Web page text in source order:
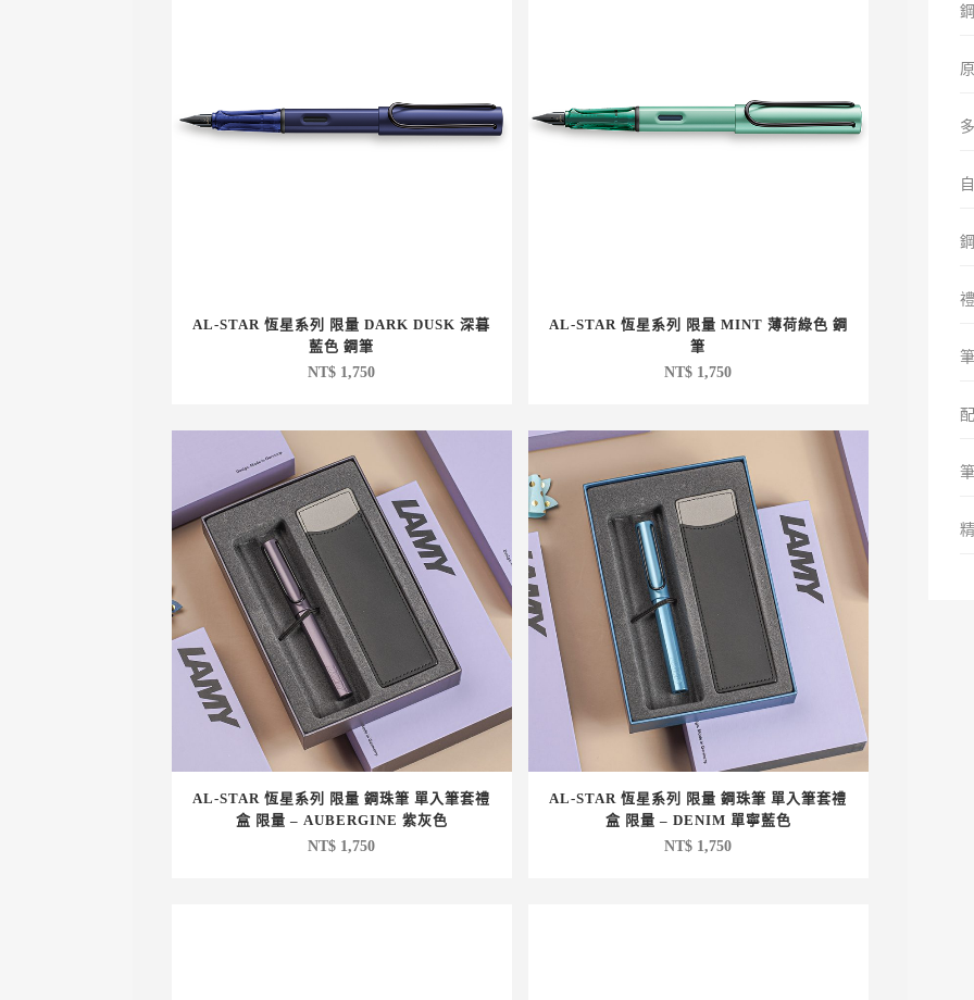
AL-STAR 恆星系列 限量 DARK DUSK 深暮
藍色 鋼筆
NT$ 1,750
AL-STAR 恆星系列 限量 MINT 薄荷綠色 鋼
筆
NT$ 1,750
AL-STAR 恆星系列 限量 鋼珠筆 單入筆套禮
盒 限量 – AUBERGINE 紫灰色
NT$ 1,750
AL-STAR 恆星系列 限量 鋼珠筆 單入筆套禮
盒 限量 – DENIM 單寧藍色
NT$ 1,750